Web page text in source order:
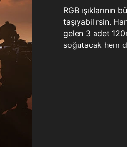
RGB
taşıyabilirsin.
gelen 3 adet
soğutacak hem